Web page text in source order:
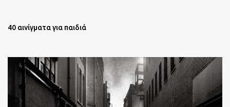
40 αινίγματα για παιδιά